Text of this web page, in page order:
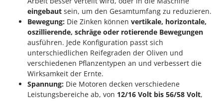
eingebaut sein, um den Gesamtumfang zu reduzieren.
Bewegung: Die Zinken können vertikale, horizontale,
oszillierende, schräge oder rotierende Bewegungen
ausführen. Jede Konfiguration passt sich
unterschiedlichen Reifegraden der Oliven und
verschiedenen Pflanzentypen an und verbessert die
Wirksamkeit der Ernte.
Spannung: Die Motoren decken verschiedene
Leistungsbereiche ab, von 12/16 Volt bis 56/58 Volt,